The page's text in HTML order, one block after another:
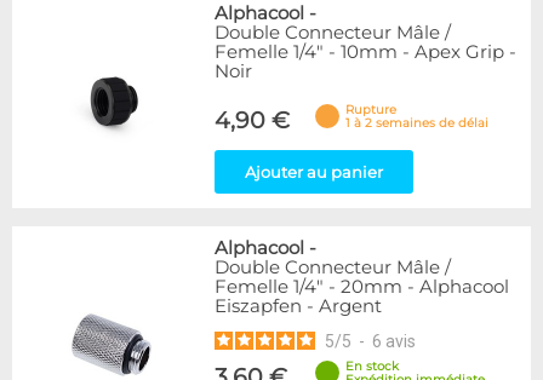
Alphacool -
Double Connecteur Mâle /
Femelle 1/4" - 10mm - Apex Grip -
Noir
4,90 €
Rupture
1 à 2 semaines de délai
Ajouter au panier
Alphacool -
Double Connecteur Mâle /
Femelle 1/4" - 20mm - Alphacool
Eiszapfen - Argent
5/5 - 6 avis
En stock